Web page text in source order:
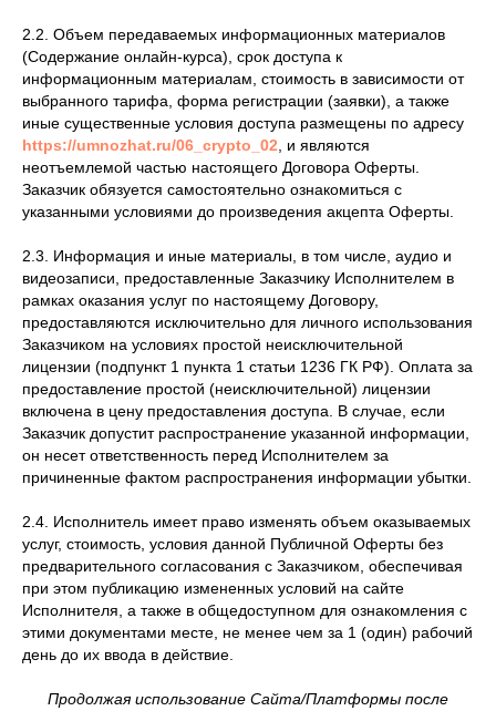
2.2. Объем передаваемых информационных материалов
(Содержание онлайн-курса), срок доступа к
информационным материалам, стоимость в зависимости от
выбранного тарифа, форма регистрации (заявки), а также
иные существенные условия доступа размещены по адресу
https://umnozhat.ru/06_crypto_02 , и являются
неотъемлемой частью настоящего Договора Оферты.
Заказчик обязуется самостоятельно ознакомиться с
указанными условиями до произведения акцепта Оферты.
2.3. Информация и иные материалы, в том числе, аудио и
видеозаписи, предоставленные Заказчику Исполнителем в
рамках оказания услуг по настоящему Договору,
предоставляются исключительно для личного использования
Заказчиком на условиях простой неисключительной
лицензии (подпункт 1 пункта 1 статьи 1236 ГК РФ). Оплата за
предоставление простой (неисключительной) лицензии
включена в цену предоставления доступа. В случае, если
Заказчик допустит распространение указанной информации,
он несет ответственность перед Исполнителем за
причиненные фактом распространения информации убытки.
2.4. Исполнитель имеет право изменять объем оказываемых
услуг, стоимость, условия данной Публичной Оферты без
предварительного согласования с Заказчиком, обеспечивая
при этом публикацию измененных условий на сайте
Исполнителя, а также в общедоступном для ознакомления с
этими документами месте, не менее чем за 1 (один) рабочий
день до их ввода в действие.
Продолжая использование Сайта/Платформы после